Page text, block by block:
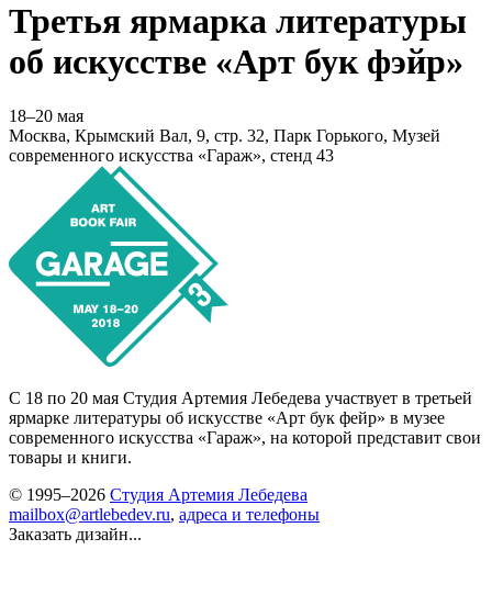
Третья ярмарка литературы
об искусстве «Арт бук фэйр»
18–20 мая
Москва, Крымский Вал, 9, стр. 32, Парк Горького, Музей
современного искусства «Гараж», стенд 43
С 18 по 20 мая Студия Артемия Лебедева участвует в третьей
ярмарке литературы об искусстве «Арт бук фейр» в музее
современного искусства «Гараж», на которой представит свои
товары и книги.
© 1995–2026 Студия Артемия Лебедева
mailbox@artlebedev.ru, адреса и телефоны
Заказать дизайн...